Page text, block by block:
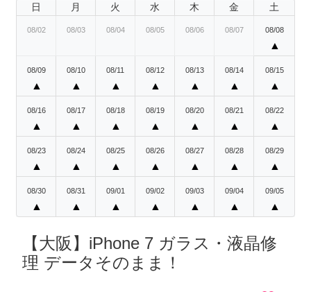
日 月 火 水 木 金 土
08/02 08/03 08/04 08/05 08/06 08/07 08/08
▲
08/09
▲
08/10
▲
08/11
▲
08/12
▲
08/13
▲
08/14
▲
08/15
▲
08/16
▲
08/17
▲
08/18
▲
08/19
▲
08/20
▲
08/21
▲
08/22
▲
08/23
▲
08/24
▲
08/25
▲
08/26
▲
08/27
▲
08/28
▲
08/29
▲
08/30
▲
08/31
▲
09/01
▲
09/02
▲
09/03
▲
09/04
▲
09/05
▲
【大阪】iPhone 7 ガラス・液晶修
理 データそのまま！